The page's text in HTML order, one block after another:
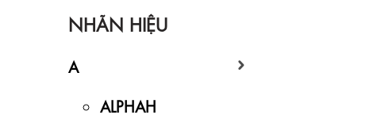
NHÃN HIỆU
A
ALPHAH